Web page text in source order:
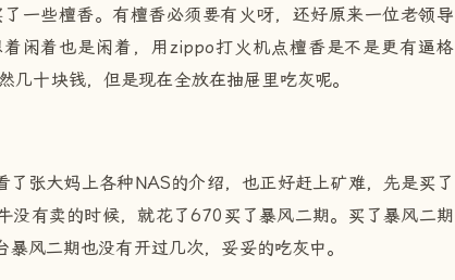
一些檀香。有檀香必须要有火呀，还好原来一位老领导
闲着也是闲着，用zippo打火机点檀香是不是更有逼格
十块钱，但是现在全放在抽屉里吃灰呢。
了张大妈上各种NAS的介绍，也正好赶上矿难，先是买了
有卖的时候，就花了670买了暴风二期。买了暴风二期
风二期也没有开过几次，妥妥的吃灰中。